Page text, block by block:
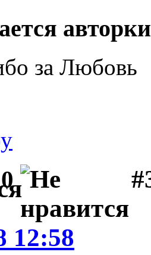
за Любовь
0
12:58